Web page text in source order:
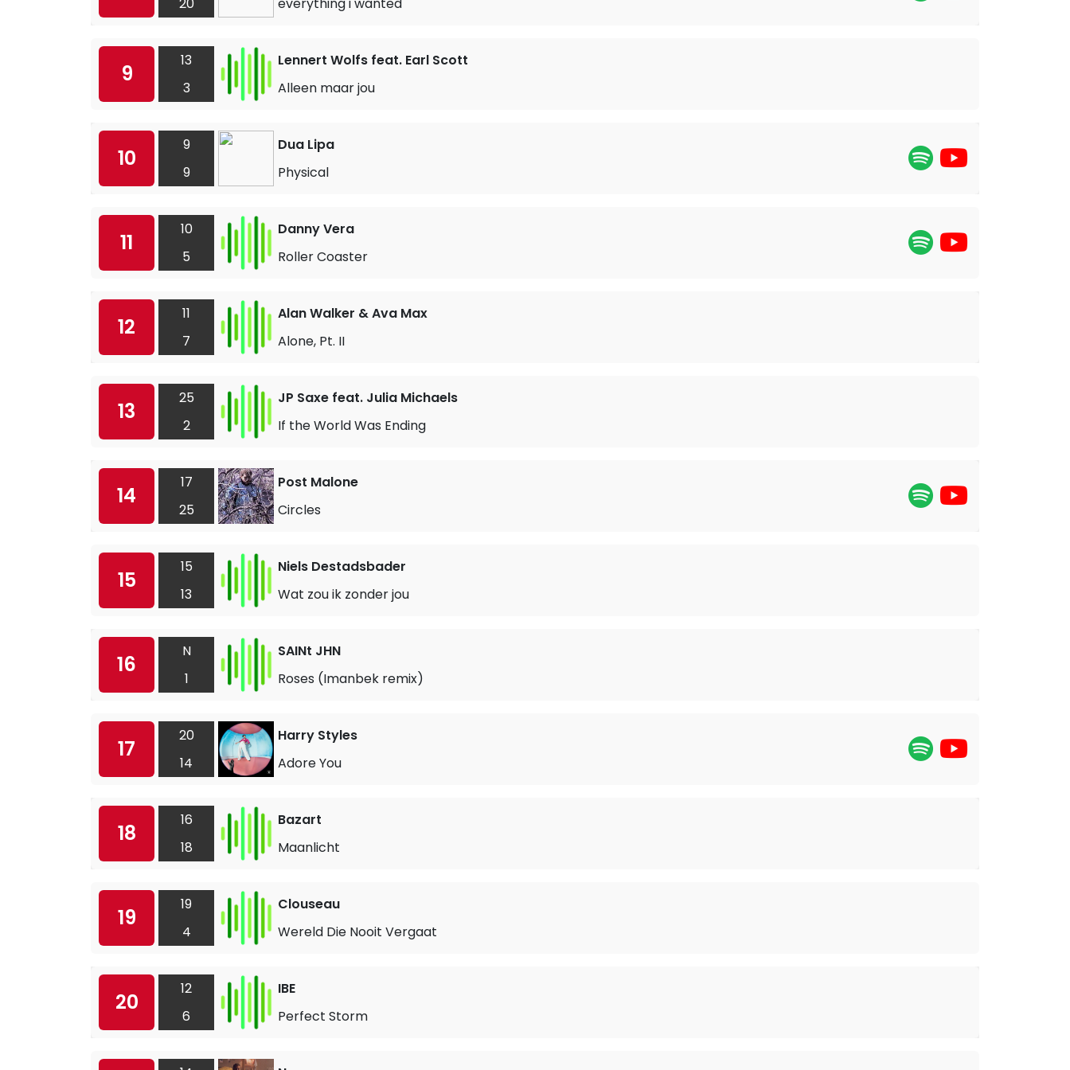
9
13
3
Lennert Wolfs feat. Earl Scott
Alleen maar jou
10
9
9
Dua Lipa
Physical
11
10
5
Danny Vera
Roller Coaster
12
11
7
Alan Walker & Ava Max
Alone, Pt. II
13
25
2
JP Saxe feat. Julia Michaels
If the World Was Ending
14
17
25
Post Malone
Circles
15
15
13
Niels Destadsbader
Wat zou ik zonder jou
16
N
1
SAINt JHN
Roses (Imanbek remix)
17
20
14
Harry Styles
Adore You
18
16
18
Bazart
Maanlicht
19
19
4
Clouseau
Wereld Die Nooit Vergaat
20
12
6
IBE
Perfect Storm